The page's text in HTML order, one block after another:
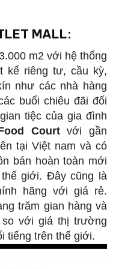
MALL:
m2 với hệ thống
kế riêng tư, cầu kỳ,
như các nhà hàng
buổi chiêu đãi đối
tiệc của gia đình
Courtvới gần
tại Việt nam và có
bán hoàn toàn mới
giới. Đây cũng là
hãng với giá rẻ.
trăm gian hàng và
với giá thị trường
tiếng trên thế giới.